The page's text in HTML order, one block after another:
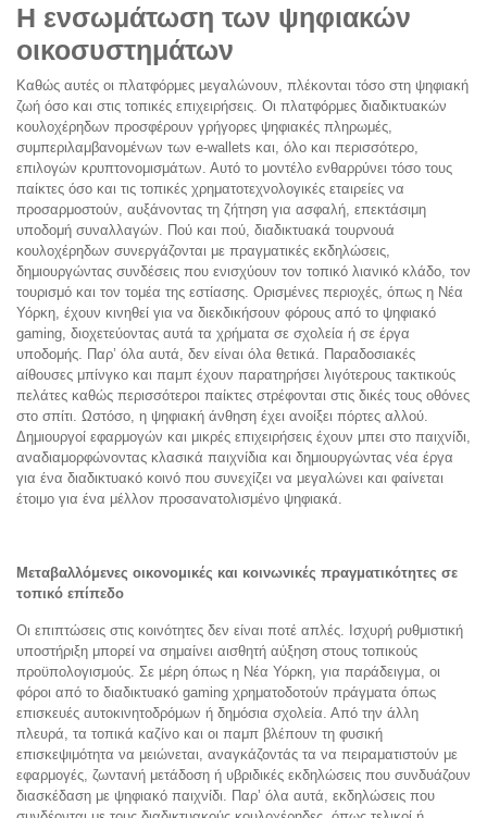
Η ενσωμάτωση των ψηφιακών
οικοσυστημάτων
Καθώς αυτές οι πλατφόρμες μεγαλώνουν, πλέκονται τόσο στη ψηφιακή
ζωή όσο και στις τοπικές επιχειρήσεις. Οι πλατφόρμες διαδικτυακών
κουλοχέρηδων προσφέρουν γρήγορες ψηφιακές πληρωμές,
συμπεριλαμβανομένων των e-wallets και, όλο και περισσότερο,
επιλογών κρυπτονομισμάτων. Αυτό το μοντέλο ενθαρρύνει τόσο τους
παίκτες όσο και τις τοπικές χρηματοτεχνολογικές εταιρείες να
προσαρμοστούν, αυξάνοντας τη ζήτηση για ασφαλή, επεκτάσιμη
υποδομή συναλλαγών. Πού και πού, διαδικτυακά τουρνουά
κουλοχέρηδων συνεργάζονται με πραγματικές εκδηλώσεις,
δημιουργώντας συνδέσεις που ενισχύουν τον τοπικό λιανικό κλάδο, τον
τουρισμό και τον τομέα της εστίασης. Ορισμένες περιοχές, όπως η Νέα
Υόρκη, έχουν κινηθεί για να διεκδικήσουν φόρους από το ψηφιακό
gaming, διοχετεύοντας αυτά τα χρήματα σε σχολεία ή σε έργα
υποδομής. Παρ’ όλα αυτά, δεν είναι όλα θετικά. Παραδοσιακές
αίθουσες μπίνγκο και παμπ έχουν παρατηρήσει λιγότερους τακτικούς
πελάτες καθώς περισσότεροι παίκτες στρέφονται στις δικές τους οθόνες
στο σπίτι. Ωστόσο, η ψηφιακή άνθηση έχει ανοίξει πόρτες αλλού.
Δημιουργοί εφαρμογών και μικρές επιχειρήσεις έχουν μπει στο παιχνίδι,
αναδιαμορφώνοντας κλασικά παιχνίδια και δημιουργώντας νέα έργα
για ένα διαδικτυακό κοινό που συνεχίζει να μεγαλώνει και φαίνεται
έτοιμο για ένα μέλλον προσανατολισμένο ψηφιακά.
Μεταβαλλόμενες οικονομικές και κοινωνικές πραγματικότητες σε
τοπικό επίπεδο
Οι επιπτώσεις στις κοινότητες δεν είναι ποτέ απλές. Ισχυρή ρυθμιστική
υποστήριξη μπορεί να σημαίνει αισθητή αύξηση στους τοπικούς
προϋπολογισμούς. Σε μέρη όπως η Νέα Υόρκη, για παράδειγμα, οι
φόροι από το διαδικτυακό gaming χρηματοδοτούν πράγματα όπως
επισκευές αυτοκινητοδρόμων ή δημόσια σχολεία. Από την άλλη
πλευρά, τα τοπικά καζίνο και οι παμπ βλέπουν τη φυσική
επισκεψιμότητα να μειώνεται, αναγκάζοντάς τα να πειραματιστούν με
εφαρμογές, ζωντανή μετάδοση ή υβριδικές εκδηλώσεις που συνδυάζουν
διασκέδαση με ψηφιακό παιχνίδι. Παρ’ όλα αυτά, εκδηλώσεις που